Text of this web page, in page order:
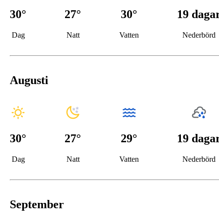
30°
Dag
27°
Natt
30°
Vatten
19
Nederbörd
Augusti
30°
Dag
27°
Natt
29°
Vatten
19
Nederbörd
September